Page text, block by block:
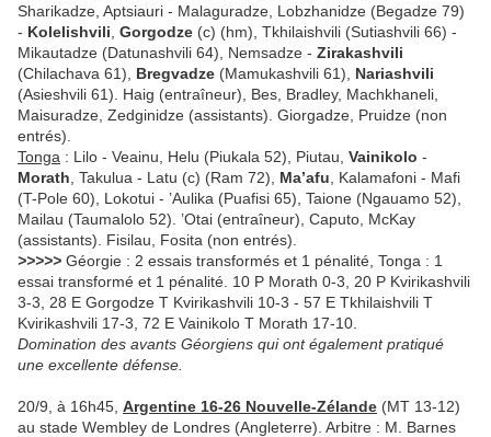
Sharikadze, Aptsiauri - Malaguradze, Lobzhanidze (Begadze 79)
- Kolelishvili Gorgodze (c) (hm), Tkhilaishvili (Sutiashvili 66) -
Mikautadze (Datunashvili 64), Nemsadze - Zirakashvili
(Chilachava 61), Bregvadze (Mamukashvili 61), Nariashvili
(Asieshvili 61). Haig (entraîneur), Bes, Bradley, Machkhaneli,
Maisuradze, Zedginidze (assistants). Giorgadze, Pruidze (non
entrés).
Tonga : Lilo - Veainu, Helu (Piukala 52), Piutau, Vainikolo -
Morath , Takulua - Latu (c) (Ram 72), Ma’afu , Kalamafoni - Mafi
(T-Pole 60), Lokotui - ’Aulika (Puafisi 65), Taione (Ngauamo 52),
Mailau (Taumalolo 52). ’Otai (entraîneur), Caputo, McKay
(assistants). Fisilau, Fosita (non entrés).
>>>>> Géorgie : 2 essais transformés et 1 pénalité, Tonga : 1
essai transformé et 1 pénalité. 10 P Morath 0-3, 20 P Kvirikashvili
3-3, 28 E Gorgodze T Kvirikashvili 10-3 - 57 E Tkhilaishvili T
Kvirikashvili 17-3, 72 E Vainikolo T Morath 17-10.
Domination des avants Géorgiens qui ont également pratiqué
une excellente défense.
20/9, à 16h45, Argentine 16-26 Nouvelle-Zélande (MT 13-12)
au stade Wembley de Londres (Angleterre). Arbitre : M. Barnes